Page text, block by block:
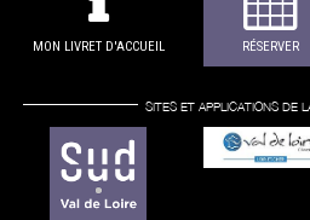
MON LIVRET D'ACCUEIL RÉSERVER
SITES ET APPLICATIONS DE